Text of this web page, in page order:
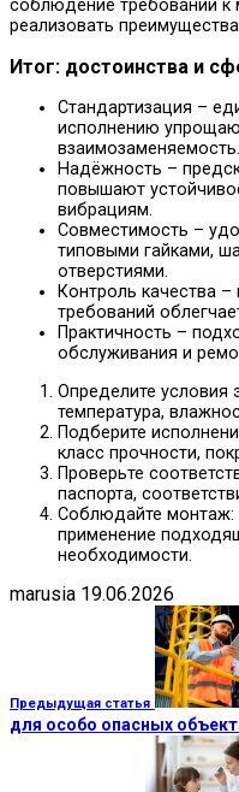
соблюдение требований
реализовать
Итог: достоинства и
Стандартизация –
исполнению
взаимозаменяемость.
Надёжность –
повышают
вибрациям.
Совместимость –
типовыми гайками,
отверстиями.
Контроль качества
требований
Практичность –
обслуживания и
Определите условия
температура,
Подберите
класс прочности,
Проверьте
паспорта,
Соблюдайте монтаж:
применение
необходимости.
marusia 19.06.2026
Предыдущая статья
для особо опасных